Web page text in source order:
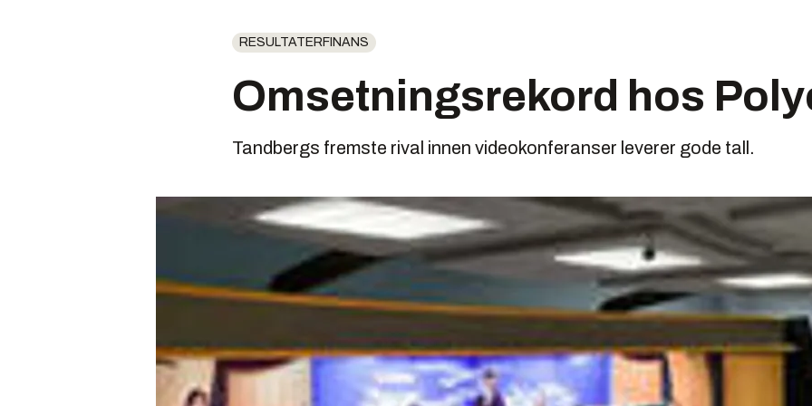
RESULTATERFINANS
Omsetningsrekord hos
Tandbergs fremste rival innen videokonferanser leverer gode tall.